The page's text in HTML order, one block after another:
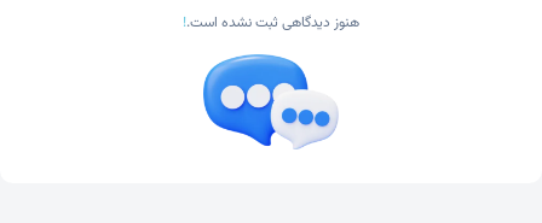
هنوز دیدگاهی ثبت نشده است.!